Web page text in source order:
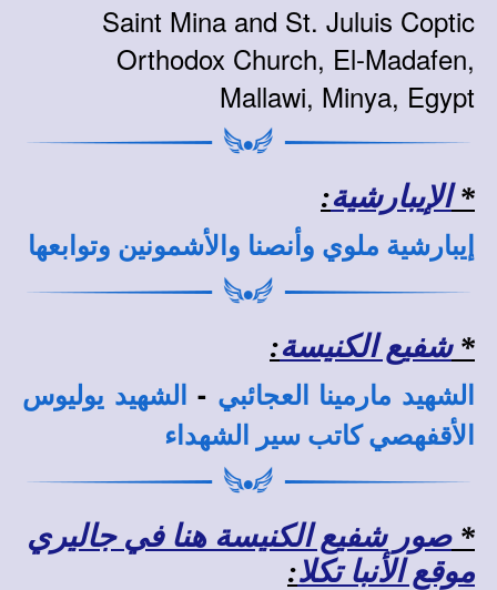
Saint Mina and St. Juluis Coptic
Orthodox Church, El-Madafen,
Mallawi, Minya, Egypt
*الإيبارشية:
إيبارشية ملوي وأنصنا والأشمونين وتوابعها
*شفيع الكنيسة:
الشهيد مارمينا العجائبي -
الشهيد يوليوس
الأقفهصي كاتب سير الشهداء
*صور شفيع الكنيسة هنا في جاليري
موقع الأنبا تكلا: